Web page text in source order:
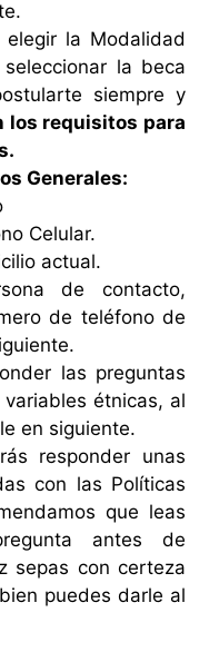
la Modalidad
la beca
siempre y
los requisitos para
Generales:
Celular.
actual.
de contacto,
de teléfono de
las preguntas
étnicas, al
en siguiente.
responder unas
con las Políticas
que leas
antes de
sepas con certeza
puedes darle al